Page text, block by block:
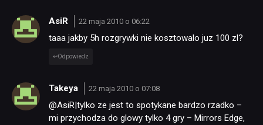
AsiR 22 maja 2010 o 06:22
taaa jakby 5h rozgrywki nie kosztowalo juz 100 zl?
Odpowiedz
Takeya 22 maja 2010 o 07:08
@AsiR|tylko ze jest to spotykane bardzo rzadko –
mi przychodza do glowy tylko 4 gry – Mirrors Edge,